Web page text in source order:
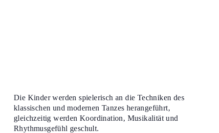
Die Kinder werden spielerisch an die Techniken des
klassischen und modernen Tanzes herangeführt,
gleichzeitig werden Koordination, Musikalität und
Rhythmusgefühl geschult.